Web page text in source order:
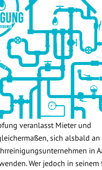
veranlasst Mieter und
sich alsbald an
in
Wer jedoch in seinem